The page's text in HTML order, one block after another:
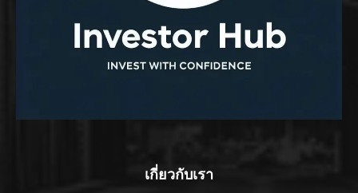
เกี่ยวกับเรา